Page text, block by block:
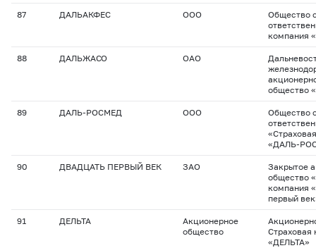
87 ДАЛЬАКФЕС ООО
Общество
компания
88 ДАЛЬЖАСО ОАО
общество
89 ДАЛЬ-РОСМЕД ООО
Общество
«ДАЛЬ-
90 ДВАДЦАТЬ ПЕРВЫЙ ВЕК ЗАО
Закрытое
общество
компания
первый
91 ДЕЛЬТА
Акционерное
общество
Страховая
«ДЕЛЬТА»